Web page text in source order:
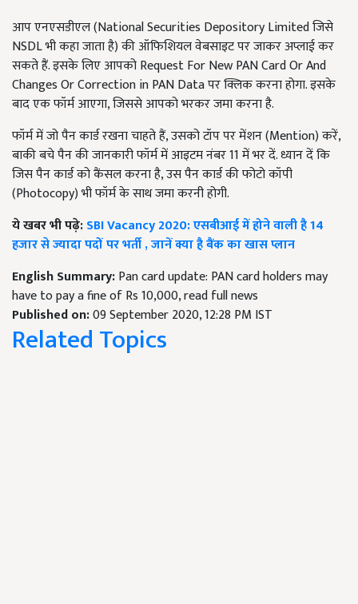
आप एनएसडीएल (National Securities Depository Limited जिसे
NSDL भी कहा जाता है) की ऑफिशियल वेबसाइट पर जाकर अप्लाई कर
सकते हैं. इसके लिए आपको Request For New PAN Card Or And
Changes Or Correction in PAN Data पर क्लिक करना होगा. इसके
बाद एक फॉर्म आएगा, जिससे आपको भरकर जमा करना है.
फॉर्म में जो पैन कार्ड रखना चाहते हैं, उसको टॉप पर मेंशन (Mention) करें,
बाकी बचे पैन की जानकारी फॉर्म में आइटम नंबर 11 में भर दें. ध्यान दें कि
जिस पैन कार्ड को कैंसल करना है, उस पैन कार्ड की फोटो कॉपी
(Photocopy) भी फॉर्म के साथ जमा करनी होगी.
ये खबर भी पढ़े:SBI Vacancy 2020: एसबीआई में होने वाली है 14
हजार से ज्यादा पदों पर भर्ती , जानें क्या है बैंक का खास प्लान
English Summary:Pan card update: PAN card holders may
have to pay a fine of Rs 10,000, read full news
Published on:09 September 2020, 12:28 PM IST
Related Topics